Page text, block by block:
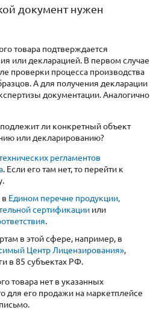
документ нужен
товара подтверждается
или декларацией. В первом случае
проверки процесса производства
А для получения декларации
документации. Аналогично
ли конкретный объект
или декларированию?
регламентов
. Если его там нет, то перейти к
Едином перечне продукции,
сертификации или
.
в этой сфере, например, в
Центр Лицензирования»
в 85 субъектах РФ.
товара нет в указанных
для его продажи на маркетплейсе